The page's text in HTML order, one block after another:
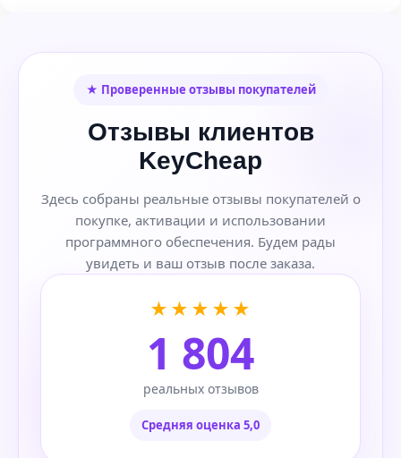
★ Проверенные отзывы покупателей
Отзывы клиентов
KeyCheap
Здесь собраны реальные отзывы покупателей о
покупке, активации и использовании
программного обеспечения. Будем рады
увидеть и ваш отзыв после заказа.
★★★★★
1 804
реальных отзывов
Средняя оценка 5,0